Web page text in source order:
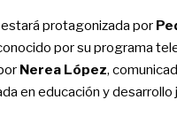
estará protagonizada por
por su programa
Nerea López,
en educación y desarrollo